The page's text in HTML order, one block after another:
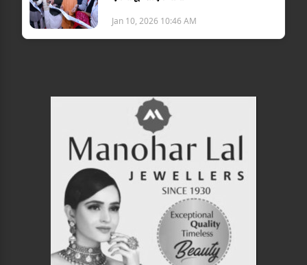
Jan 10, 2026 10:46 AM